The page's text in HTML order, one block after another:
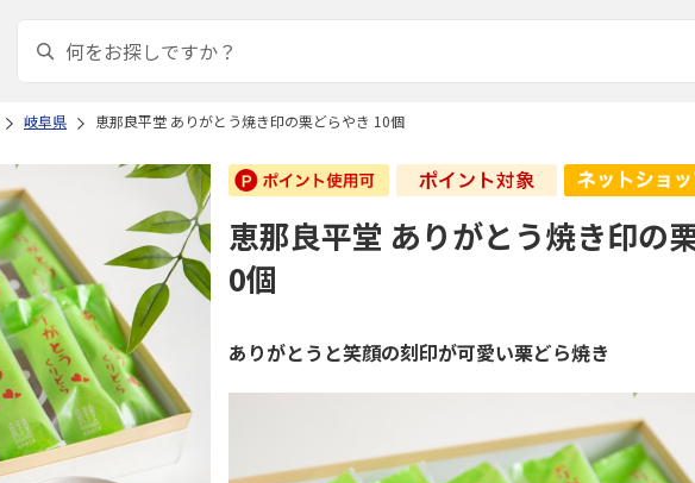
岐阜県 恵那良平堂 ありがとう焼き印の栗どらやき 10個
恵那良平堂 ありがとう焼き印の
0個
ありがとうと笑顔の刻印が可愛い栗どら焼き